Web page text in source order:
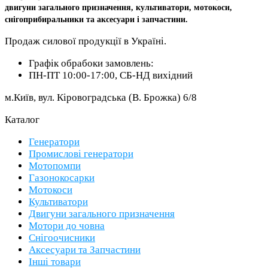
двигуни загального призначення, культиватори, мотокоси,
снігоприбиральники та аксесуари і запчастини.
Продаж силової продукції в Україні.
Графік обрабоки замовлень:
ПН-ПТ 10:00-17:00, СБ-НД вихідний
м.Київ, вул. Кіровоградська (В. Брожка) 6/8
Каталог
Генератори
Промислові генератори
Мотопомпи
Газонокосарки
Мотокоси
Культиватори
Двигуни загального призначення
Мотори до човна
Снігоочисники
Аксесуари та Запчастини
Інші товари